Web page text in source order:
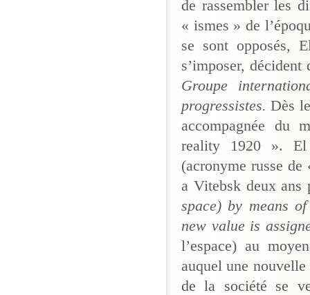
de rassembler les
« ismes » de
se sont opposés,
s’imposer,
Groupe
progressistes. Dès
accompagnée du
reality 1920 ».
(acronyme russe
a Vitebsk deux
space) by means
new value is
l’espace) au
auquel une
de la société se